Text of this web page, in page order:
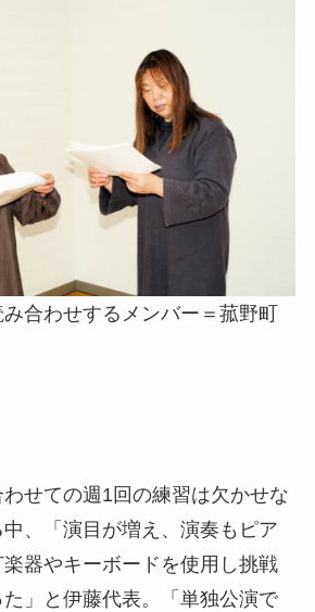
み合わせするメンバー＝菰野町
せての週1回の練習は欠かせな
、「演目が増え、演奏もピア
器やキーボードを使用し挑戦
」と伊藤代表。「単独公演で